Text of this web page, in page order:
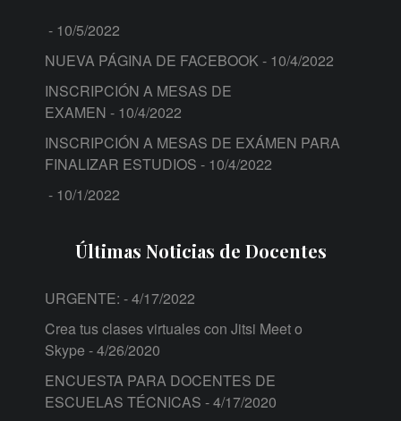
- 10/5/2022
NUEVA PÁGINA DE FACEBOOK - 10/4/2022
INSCRIPCIÓN A MESAS DE
EXAMEN - 10/4/2022
INSCRIPCIÓN A MESAS DE EXÁMEN PARA
FINALIZAR ESTUDIOS - 10/4/2022
- 10/1/2022
Últimas Noticias de Docentes
URGENTE: - 4/17/2022
Crea tus clases virtuales con Jitsi Meet o
Skype - 4/26/2020
ENCUESTA PARA DOCENTES DE
ESCUELAS TÉCNICAS - 4/17/2020